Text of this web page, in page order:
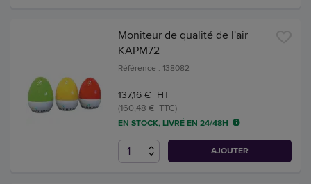
Moniteur de qualité de l'air
KAPM72
Référence : 138082
137,16 € HT
(160,48 € TTC)
EN STOCK, LIVRÉ EN 24/48H
AJOUTER